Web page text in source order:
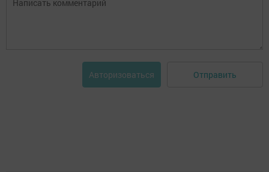
Авторизоваться Отправить